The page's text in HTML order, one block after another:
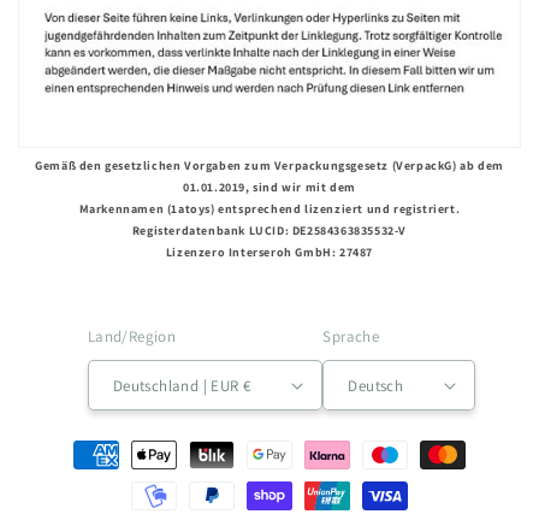
Gemäß den gesetzlichen Vorgaben zum Verpackungsgesetz (VerpackG) ab dem
01.01.2019, sind wir mit dem
Markennamen (1atoys) entsprechend lizenziert und registriert.
Registerdatenbank LUCID: DE2584363835532-V
Lizenzero Interseroh GmbH: 27487
Land/Region
Deutschland | EUR €
Sprache
Deutsch
Zahlungsmethoden